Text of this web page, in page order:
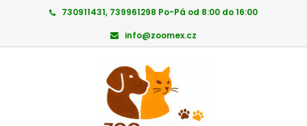
730911431, 739961298 Po-Pá od 8:00 do 16:00
info@zoomex.cz